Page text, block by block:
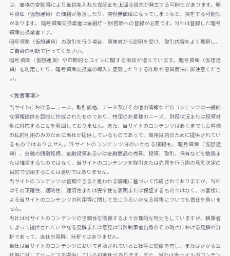
は、価格の変動等により当初差入れた保証金を上回る損失が発生する可能性があります。暗
号資産（仮想通貨）の価格が急落したり、突然無価値になってしまうなど、損をする可能性
があります。 暗号資産交換業者は金融庁・財務局への登録が必要です。当社は登録した暗号
資産交換業者です。
暗号資産（仮想通貨）の取引を行う場合、事業者から説明を受け、取引内容をよく理解し、
ご自身の判断で行ってください。
暗号資産（仮想通貨）や詐欺的なコインに関する相談が増えています。暗号資産（仮想通
貨）を利用したり、暗号資産交換業の導入に便乗したりする詐欺や悪質商法に御注意くださ
い。
＜免責事項＞
当サイトにおけるニュース、取引価格、データ及びその他の情報などのコンテンツは一般的
な情報提供を目的に作成されたものであり、特定のお客様のニーズ、財務状況または投資対
象に対応することを意図しておりません。また、当サイトのコンテンツはあくまでもお客様
の私的利用のみのために当社が提供しているものであって、商用目的のために提供されてい
るものではありません。当サイトのコンテンツ内のいかなる情報も、暗号資産（仮想通
貨）、金融の個別銘柄、金融投資あるいは金融商品の売買、投資、取引、保有などを勧誘ま
たは推奨するものではなく、当サイトのコンテンツを取引または売買を行う際の意思決定の
目的で使用することは適切ではありません。
当サイトのコンテンツは信頼できると思われる情報に基づいて作成されておりますが、当社
はその正確性、適時性、適切性または完全性を表明または保証するものではなく、お客様に
よる当サイトのコンテンツの利用等に関して生じうるいかなる損害についても責任を負いま
せん。
当社は当サイトのコンテンツの信頼性を確保するよう合理的な努力をしていますが、執筆者
によって提供されたいかなる見解または意見は当該執筆者自身のその時点における見解や分
析であって、当社の見解、分析ではありません。
当社は当サイトのコンテンツにおいて言及されている会社等と関係を有し、またはかかる会